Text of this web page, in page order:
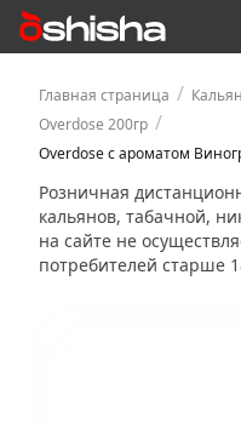
Главная страница /
Overdose 200гр /
Overdose с ароматом
Розничная
кальянов, табачной,
на сайте не
потребителей старше